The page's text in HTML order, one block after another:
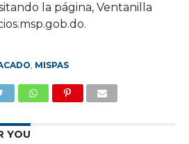
la página, Ventanilla
, MISPAS
YOU